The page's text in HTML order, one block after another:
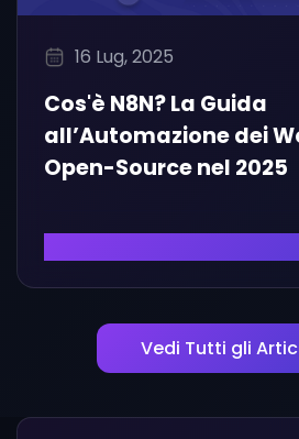
16 Lug, 2025
Cos'è N8N? La Guida
all’Automazione dei
Open-Source nel 2025
Vedi Tutti gli